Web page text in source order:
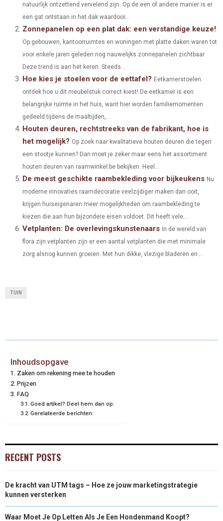
R
O
W
T
E
R
)
R
O
E
O
K
R
O
T
E
R
S
T
R
O
K
D
N
R
O
natuurlijk ontzettend vervelend zijn. Op de een of andere manier is er
een gat ontstaan in het dak waardoor...
Zonnepanelen op een plat dak: een verstandige keuze!
Op gebouwen, kantoorruimtes en woningen met platte daken waren tot
voor enkele jaren geleden nog nauwelijks zonnepanelen zichtbaar.
Deze trend is aan het keren. Steeds...
Hoe kies je stoelen voor de eettafel? Eetkamerstoelen:
ontdek hoe u dit meubelstuk correct kiest! De eetkamer is een
belangrijke ruimte in het huis, want hier worden familiemomenten
gedeeld tijdens de maaltijden,...
Houten deuren, rechtstreeks van de fabrikant, hoe is
het mogelijk? Op zoek naar kwalitatieve houten deuren die tegen
een stootje kunnen? Dan moet je zeker maar eens het assortiment
houten deuren van raamwinkel.be bekijken. Heel...
De meest geschikte raambekleding voor bijkeukens Nu
moderne innovaties raamdecoratie veelzijdiger maken dan ooit,
krijgen huiseigenaren meer mogelijkheden om raambekleding te
kiezen die aan hun bijzondere eisen voldoet. Dit heeft vele...
Vetplanten: De overlevingskunstenaars In de wereld van
flora zijn vetplanten zijn er een aantal vetplanten die met minimale
zorg alsnog kunnen groeien. Met hun dikke, vlezige bladeren en...
TUIN
Inhoudsopgave
Zaken om rekening mee te houden
Prijzen
FAQ
Goed artikel? Deel hem dan op:
Gerelateerde berichten:
RECENT POSTS
De kracht van UTM tags – Hoe ze jouw marketingstrategie
kunnen versterken
Waar Moet Je Op Letten Als Je Een Hondenmand Koopt?